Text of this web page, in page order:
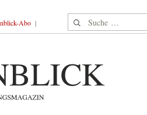
Abo Suche nach: